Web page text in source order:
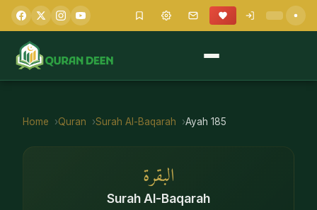
Home Quran Surah Al-Baqarah Ayah 185
البقرة
Surah Al-Baqarah